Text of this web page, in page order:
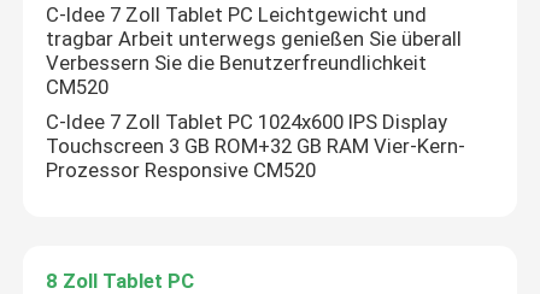
Videos
VR Show
Über uns
C-Idee 7 Zoll Tablet PC Leichtgewicht und
tragbar Arbeit unterwegs genießen Sie überall
Verbessern Sie die Benutzerfreundlichkeit
CM520
C-Idee 7 Zoll Tablet PC 1024x600 IPS Display
Touchscreen 3 GB ROM+32 GB RAM Vier-Kern-
Prozessor Responsive CM520
8 Zoll Tablet PC